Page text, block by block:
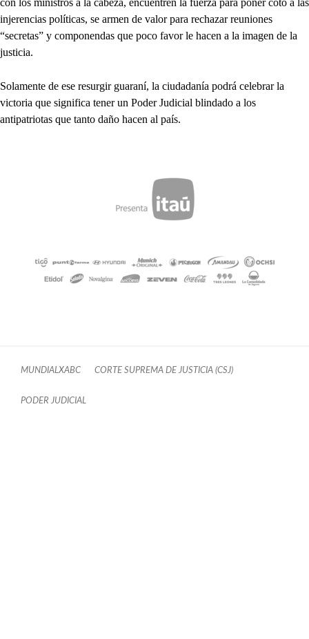
con los ministros a la cabeza, encuentren la fuerza para poner coto a las
injerencias políticas, se armen de valor para rechazar reuniones
“secretas” y componendas que poco favor le hacen a la imagen de la
justicia.
Solamente de ese resurgir guaraní, la ciudadanía podrá celebrar la
victoria que significa tener un Poder Judicial blindado a los
antipatriotas que tanto daño hacen al país.
MUNDIALXABC CORTE SUPREMA DE JUSTICIA (CSJ)
PODER JUDICIAL